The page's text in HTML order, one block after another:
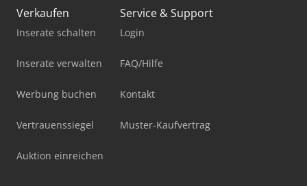
Verkaufen
Inserate schalten
Inserate verwalten
Werbung buchen
Vertrauenssiegel
Auktion einreichen
Service & Support
Login
FAQ/Hilfe
Kontakt
Muster-Kaufvertrag